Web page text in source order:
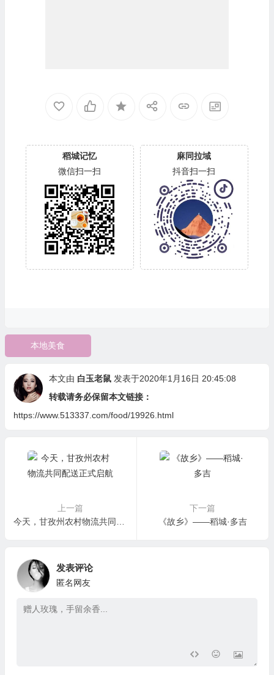
稻城记忆
微信扫一扫
麻同拉域
抖音扫一扫
本地美食
本文由 白玉老鼠 发表于2020年1月16日 20:45:08
转载请务必保留本文链接：
https://www.513337.com/food/19926.html
上一篇
下一篇
《故乡》——稻城·多吉
发表评论
匿名网友